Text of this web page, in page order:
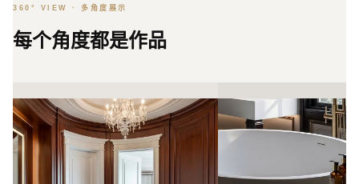
360° VIEW · 多角度展示
每个角度都是作品